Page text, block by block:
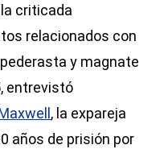
criticada
relacionados con
y magnate
entrevistó
, la expareja
años de prisión por